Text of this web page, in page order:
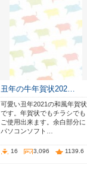
丑年の牛年賀状202…
可愛い丑年2021の和風年賀状
です。年賀状でもチラシでも
ご使用出来ます。余白部分に
パソコンソフト…
16 3,096 1139.6